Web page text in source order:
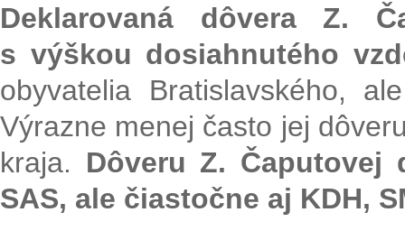
Deklarovaná dôvera Z.
s výškou dosiahnutého
obyvatelia Bratislavského,
Výrazne menej často jej
kraja. Dôveru Z. Čaputovej
SAS, ale čiastočne aj KDH,